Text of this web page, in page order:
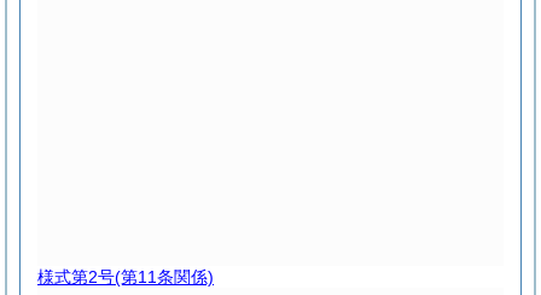
様式第2号(第11条関係)